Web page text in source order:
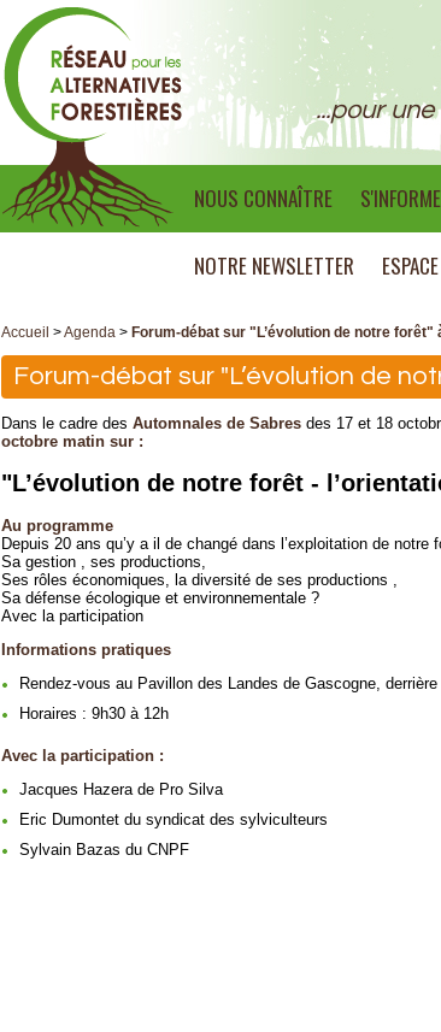
...pour une
NOUS CONNAÎTRE
NOTRE NEWSLETTER
Accueil >Agenda > Forum-débat sur "L’évolution de notre forêt"
Forum-débat sur "L’évolution de
Dans le cadre des Automnales de Sabres des 17 et 18
octobre matin sur :
"L’évolution de notre forêt -
Au programme
Depuis 20 ans qu’y a il de changé dans l’exploitation de notre
Sa gestion , ses productions,
Ses rôles économiques, la diversité de ses productions ,
Sa défense écologique et environnementale ?
Avec la participation
Informations pratiques
Rendez-vous au Pavillon des Landes de Gascogne,
Horaires : 9h30 à 12h
Avec la participation :
Jacques Hazera de Pro Silva
Eric Dumontet du syndicat des sylviculteurs
Sylvain Bazas du CNPF